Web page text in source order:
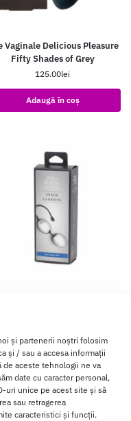
și partenerii noștri folosim
și / sau a accesa informații
aceste tehnologii ne va
date cu caracter personal,
uri unice pe acest site și să
sau retragerea
caracteristici și funcții.
Vaginale Delicious Pleasure
Fifty Shades of Grey
125.00lei
Adaugă în coș
(1)
119.00lei
Adaugă în coș